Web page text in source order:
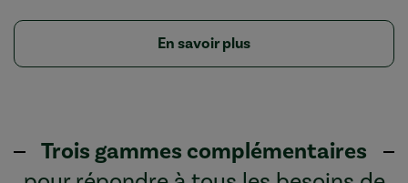
En savoir plus
Trois gammes complémentaires